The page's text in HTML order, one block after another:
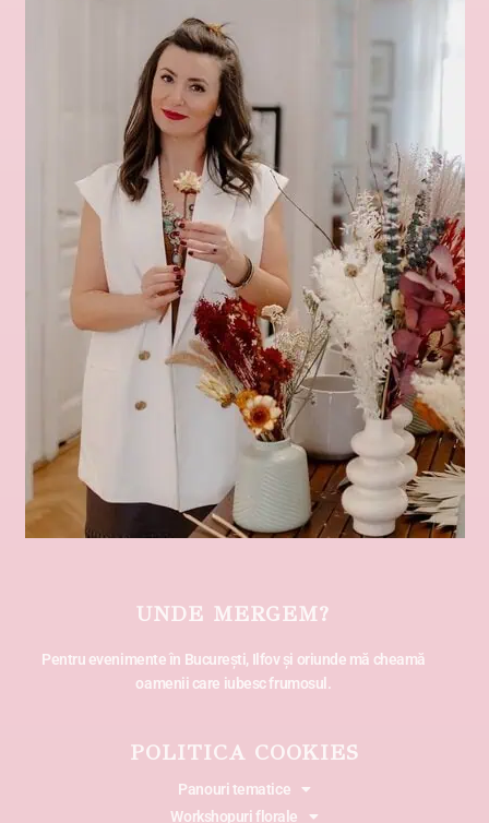
UNDE MERGEM?
Pentru evenimente în București, Ilfov și oriunde mă cheamă
oamenii care iubesc frumosul.
POLITICA COOKIES
Panouri tematice
Workshopuri florale